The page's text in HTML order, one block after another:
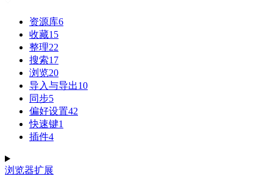
资源库6
收藏15
整理22
搜索17
浏览20
导入与导出10
同步5
偏好设置42
快速键1
插件4
浏览器扩展